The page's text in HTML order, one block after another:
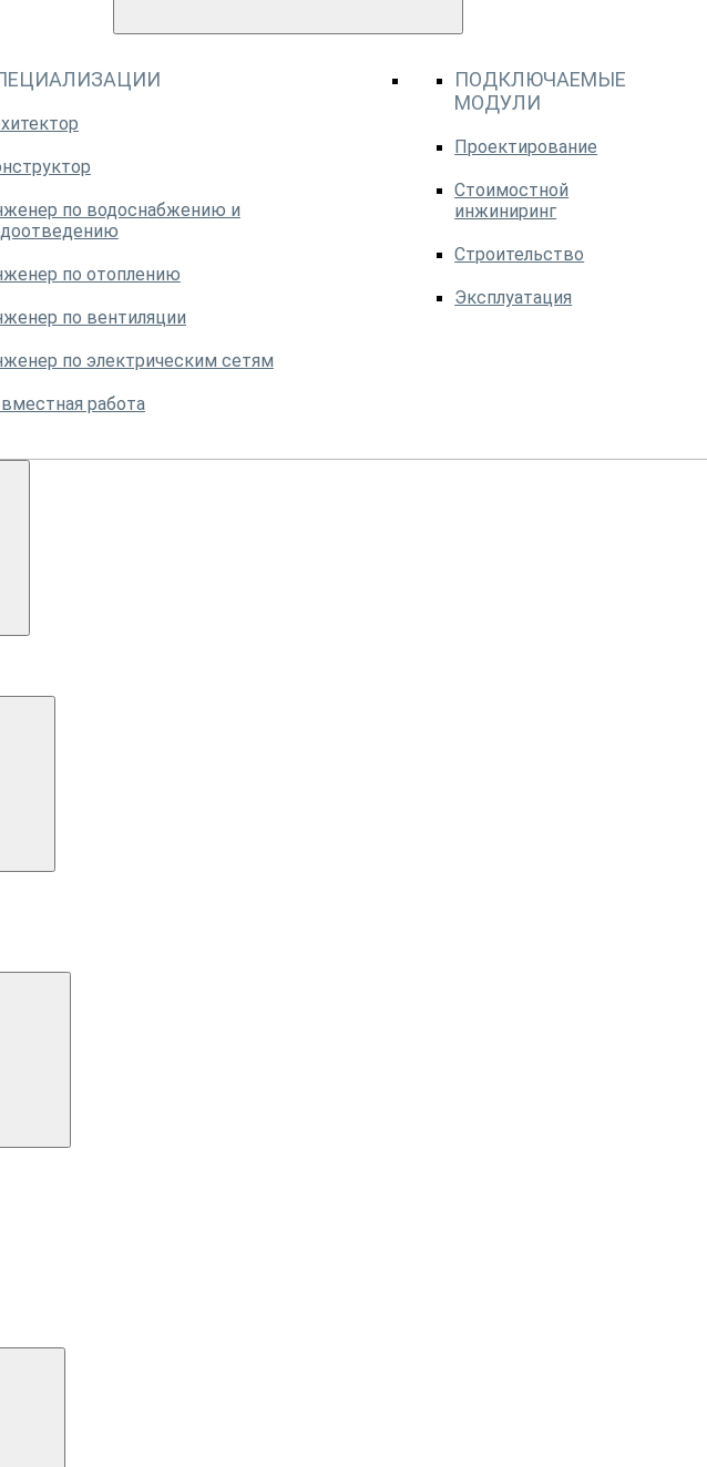
по водоснабжению и
по отоплению
по вентиляции
по электрическим сетям
работа
ПОДКЛЮЧАЕМЫЕ
МОДУЛИ
Проектирование
Стоимостной
инжиниринг
Строительство
Эксплуатация